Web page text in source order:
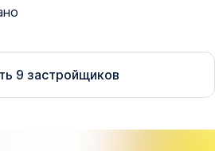
9 застройщиков